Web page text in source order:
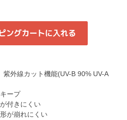
外線カット機能(UV-B 90% UV-A
キープ
が付きにくい
が崩れにくい